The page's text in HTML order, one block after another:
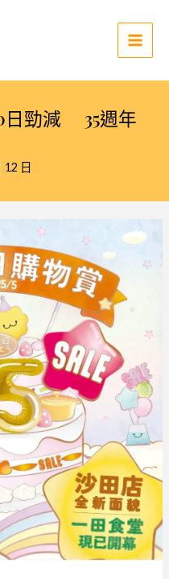
Main
日勁減 35週年
12 日